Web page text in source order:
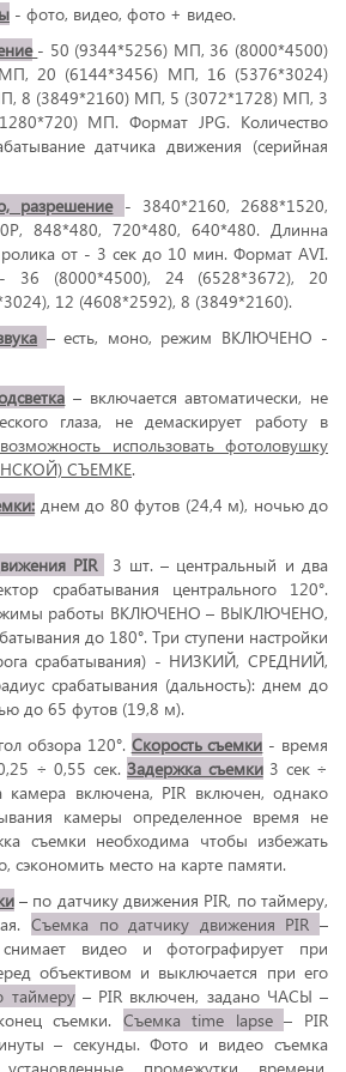
- фото, видео, фото + видео.
- 50 (9344*5256) МП, 36 (8000*4500)
20 (6144*3456) МП, 16 (5376*3024)
8 (3849*2160) МП, 5 (3072*1728) МП, 3
МП. Формат JPG. Количество
датчика движения (серийная
разрешение - 3840*2160, 2688*1520,
848*480, 720*480, 640*480. Длинна
от - 3 сек до 10 мин. Формат AVI.
36 (8000*4500), 24 (6528*3672), 20
12 (4608*2592), 8 (3849*2160).
– есть, моно, режим ВКЛЮЧЕНО -
– включается автоматически, не
глаза, не демаскирует работу в
использовать фотоловушку
СЪЕМКЕ.
днем до 80 футов (24,4 м), ночью до
PIR
3 шт. – центральный и два
срабатывания центрального 120°.
работы ВКЛЮЧЕНО – ВЫКЛЮЧЕНО,
до 180°. Три ступени настройки
срабатывания) - НИЗКИЙ, СРЕДНИЙ,
срабатывания (дальность): днем до
до 65 футов (19,8 м).
обзора 120°. Скорость съемки - время
÷ 0,55 сек.Задержка съемки3 сек ÷
включена, PIR включен, однако
камеры определенное время не
съемки необходима чтобы избежать
сэкономить место на карте памяти.
– по датчику движения PIR, по таймеру,
Съемка по датчику движения PIR –
снимает видео и фотографирует при
объективом и выключается при его
таймеру– PIR включен, задано ЧАСЫ –
съемки. Съемка time lapse– PIR
– секунды. Фото и видео съемка